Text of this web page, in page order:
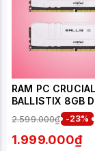
RAM PC CRUCIAL
BALLISTIX 8GB
3200MHZ
2.599.000₫ -23%
1.999.000₫